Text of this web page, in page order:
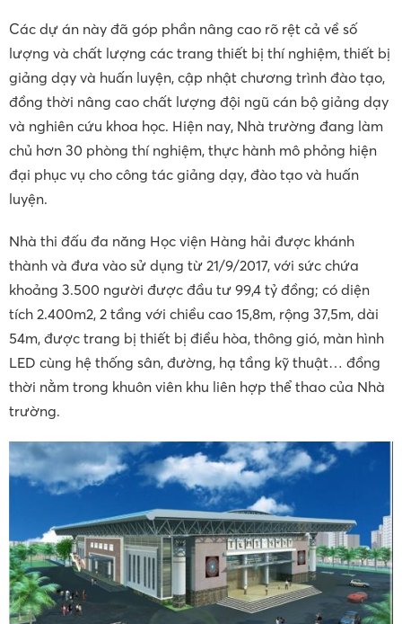
Các dự án này đã góp phần nâng cao rõ rệt cả về số
lượng và chất lượng các trang thiết bị thí nghiệm, thiết bị
giảng dạy và huấn luyện, cập nhật chương trình đào tạo,
đồng thời nâng cao chất lượng đội ngũ cán bộ giảng dạy
và nghiên cứu khoa học. Hiện nay, Nhà trường đang làm
chủ hơn 30 phòng thí nghiệm, thực hành mô phỏng hiện
đại phục vụ cho công tác giảng dạy, đào tạo và huấn
luyện.
Nhà thi đấu đa năng Học viện Hàng hải được khánh
thành và đưa vào sử dụng từ 21/9/2017, với sức chứa
khoảng 3.500 người được đầu tư 99,4 tỷ đồng; có diện
tích 2.400m2, 2 tầng với chiều cao 15,8m, rộng 37,5m, dài
54m, được trang bị thiết bị điều hòa, thông gió, màn hình
LED cùng hệ thống sân, đường, hạ tầng kỹ thuật… đồng
thời nằm trong khuôn viên khu liên hợp thể thao của Nhà
trường.